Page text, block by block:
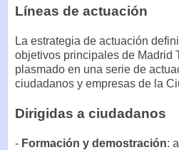
Líneas de actuación
La estrategia de actuación
objetivos principales de Madrid
plasmado en una serie de
ciudadanos y empresas de la
Dirigidas a ciudadanos
- Formación y demostración: